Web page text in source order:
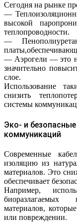
Сегодня на рынке
—
высокой
теплопроводности.
—
— Аэрогели — это
значительно
слое.
Использование
снизить
системы
Эко- и
коммуникаций
Современные
изоляцию из
материалов. Это
обеспечивает
Например,
материалов,
или повреждении.